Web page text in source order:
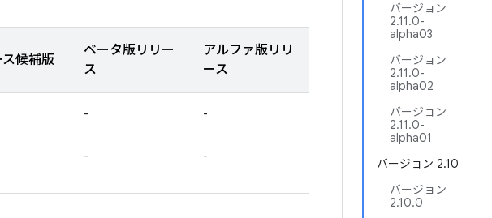
バージョン
2.11.0-
alpha03
バージョン
2.11.0-
alpha02
バージョン
2.11.0-
alpha01
バージョン 2.10
バージョン
2.10.0
ス候補版
ベータ版リリー
ス
アルファ版リリ
ース
- -
- -